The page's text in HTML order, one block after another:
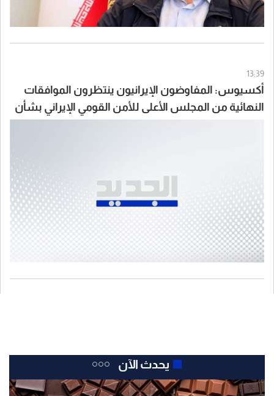
13:39
أكسيوس: المفاوضون الإيرانيون ينتظرون الموافقات
النهائية من المجلس الأعلى للأمن القومي الإيراني بشأن
يحدث الآن